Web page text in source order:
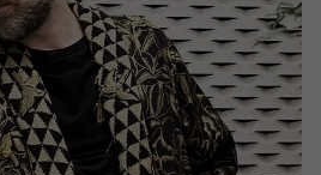
Mediju atbalsta fonds
Zivju fonds
Zaļā nākotne
Iedvesmai nav vecuma